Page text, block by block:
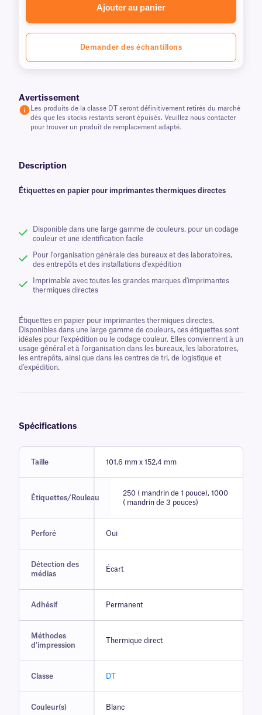
Ajouter au panier
Demander des échantillons
Avertissement
Les produits de la classe DT seront définitivement retirés du marché
dès que les stocks restants seront épuisés. Veuillez nous contacter
pour trouver un produit de remplacement adapté.
Description
Étiquettes en papier pour imprimantes thermiques directes
Disponible dans une large gamme de couleurs, pour un codage
couleur et une identification facile
Pour l'organisation générale des bureaux et des laboratoires,
des entrepôts et des installations d'expédition
Imprimable avec toutes les grandes marques d'imprimantes
thermiques directes
Étiquettes en papier pour imprimantes thermiques directes.
Disponibles dans une large gamme de couleurs, ces étiquettes sont
idéales pour l'expédition ou le codage couleur. Elles conviennent à un
usage général et à l'organisation dans les bureaux, les laboratoires,
les entrepôts, ainsi que dans les centres de tri, de logistique et
d'expédition.
Spécifications
Taille 101,6 mm x 152,4 mm
Étiquettes/Rouleau
250 ( mandrin de 1 pouce), 1000
( mandrin de 3 pouces)
Perforé Oui
Détection des
médias
Écart
Adhésif Permanent
Méthodes
d'impression
Thermique direct
Classe DT
Couleur(s) Blanc